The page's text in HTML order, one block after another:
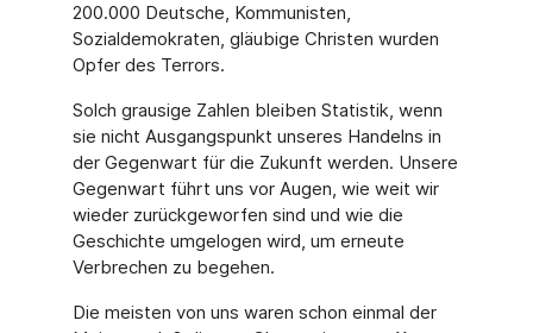
200.000 Deutsche, Kommunisten,
Sozialdemokraten, gläubige Christen wurden
Opfer des Terrors.
Solch grausige Zahlen bleiben Statistik, wenn
sie nicht Ausgangspunkt unseres Handelns in
der Gegenwart für die Zukunft werden. Unsere
Gegenwart führt uns vor Augen, wie weit wir
wieder zurückgeworfen sind und wie die
Geschichte umgelogen wird, um erneute
Verbrechen zu begehen.
Die meisten von uns waren schon einmal der